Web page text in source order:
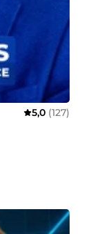
5,0 (127)